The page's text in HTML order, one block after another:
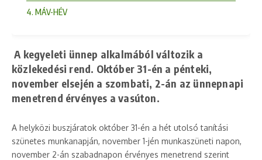
4. MÁV-HÉV
A kegyeleti ünnep alkalmából változik a
közlekedési rend. Október 31-én a pénteki,
november elsején a szombati, 2-án az ünnepnapi
menetrend érvényes a vasúton.
A helyközi buszjáratok október 31-én a hét utolsó tanítási
szünetes munkanapján, november 1-jén munkaszüneti napon,
november 2-án szabadnapon érvényes menetrend szerint